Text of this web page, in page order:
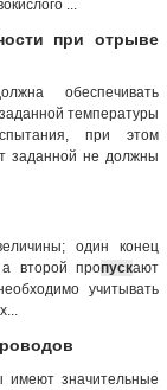
...
при отрыве
обеспечивать
температуры
при этом
заданной не должны
один конец
второй пропускают
учитывать
имеют значительные